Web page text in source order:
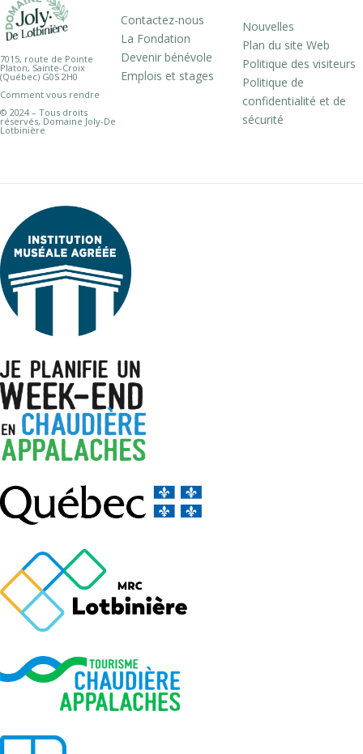
7015, route de Pointe
Platon, Sainte-Croix
(Québec) G0S 2H0
Comment vous rendre
© 2024 – Tous droits
réservés, Domaine Joly-De
Lotbinière
Contactez-nous
La Fondation
Devenir bénévole
Emplois et stages
Nouvelles
Plan du site Web
Politique des visiteurs
Politique de
confidentialité et de
sécurité